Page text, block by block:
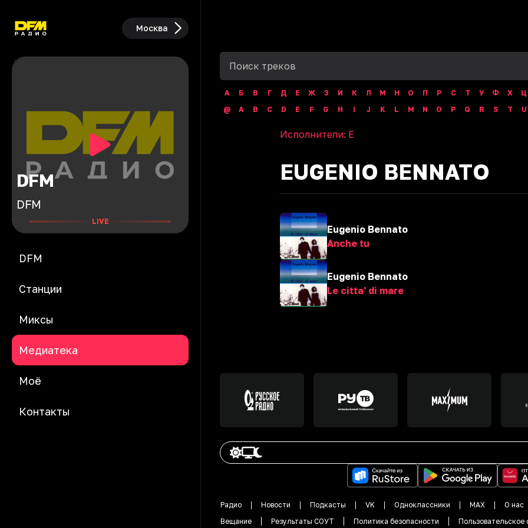
Москва
DFM
DFM
LIVE
DFM
Станции
Миксы
Медиатека
Моё
Контакты
А Б В Г Д Е Ж З И К Л М Н О П Р С Т У Ф Х Ц
@
A B C D E F G H I J K L M N O P Q R S T U
Исполнители: E
EUGENIO BENNATO
Eugenio Bennato
Anche tu
Eugenio Bennato
Le citta' di mare
Радио Новости Подкасты VK Одноклассники MAX О нас
Вещание
Результаты СОУТ Политика безопасности Пользовательское